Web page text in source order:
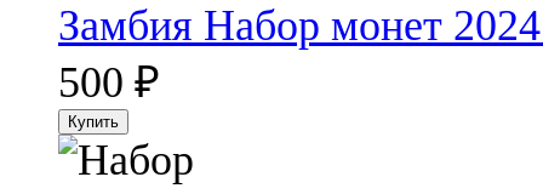
Замбия Набор монет
500 ₽